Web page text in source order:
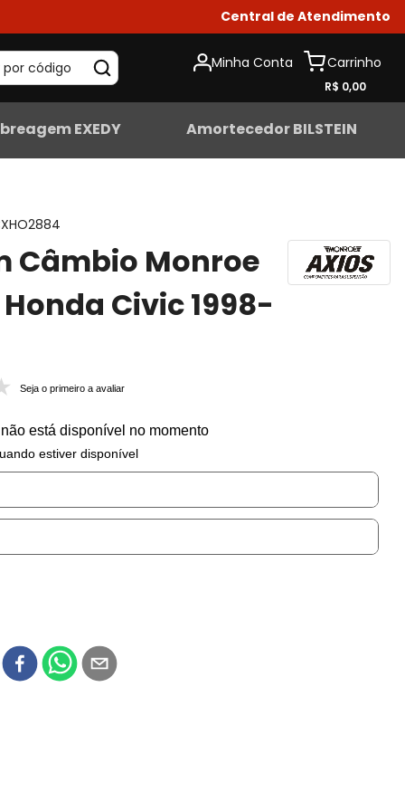
Central de Atendimento
por código Minha Conta
R$ 0,00
EXEDY Amortecedor BILSTEIN
Câmbio Monroe
Civic 1998-
Seja o primeiro a avaliar
está disponível no momento
estiver disponível